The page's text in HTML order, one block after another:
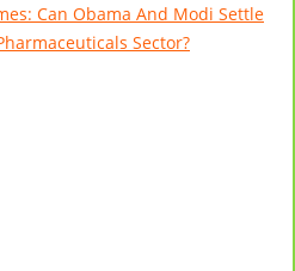
Can Obama And Modi Settle
Sector?